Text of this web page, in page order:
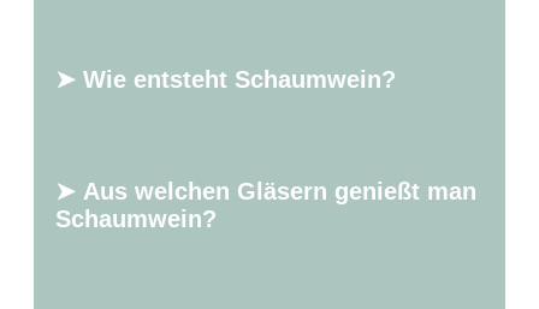
➤ Wie entsteht Schaumwein?
➤ Aus welchen Gläsern genießt man
Schaumwein?